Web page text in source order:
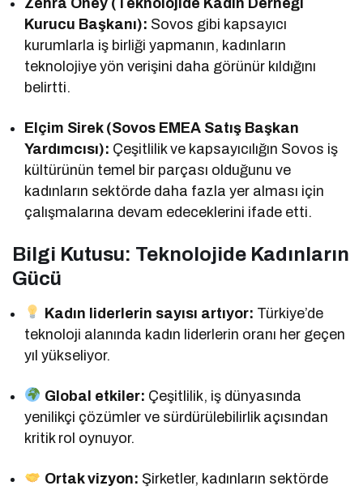
Kurucu Başkanı): Sovos gibi kapsayıcı
kurumlarla iş birliği yapmanın, kadınların
teknolojiye yön verişini daha görünür kıldığını
belirtti.
Elçim Sirek (Sovos EMEA Satış Başkan
Yardımcısı): Çeşitlilik ve kapsayıcılığın Sovos iş
kültürünün temel bir parçası olduğunu ve
kadınların sektörde daha fazla yer alması için
çalışmalarına devam edeceklerini ifade etti.
Bilgi Kutusu: Teknolojide Kadınların
Gücü
Kadın liderlerin sayısı artıyor: Türkiye’de
teknoloji alanında kadın liderlerin oranı her geçen
yıl yükseliyor.
Global etkiler: Çeşitlilik, iş dünyasında
yenilikçi çözümler ve sürdürülebilirlik açısından
kritik rol oynuyor.
Ortak vizyon: Şirketler, kadınların sektörde